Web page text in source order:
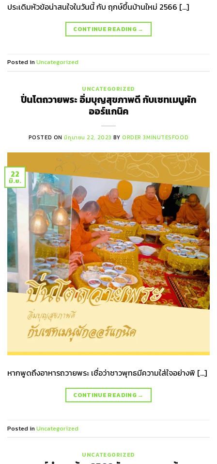
ประเดิมหัวข้อน่าสนใจในวันนี้ กับ ฤกษ์ขึ้นบ้านใหม่ 2566 […]
CONTINUE READING →
Posted inUncategorized
UNCATEGORIZED
ปิ่นโตถวายพระ อิ่มบุญสุขภาพดี กับเซทเมนูผัก
ออร์แกนิค
POSTED ONมิถุนายน 22, 2023 BYORDER 3MINUTESFOOD
22
มิ.ย.
หากพูดถึงอาหารถวายพระ เชื่อว่าชาวพุทธมีความใส่ใจอย่างพิ […]
CONTINUE READING →
Posted inUncategorized
UNCATEGORIZED